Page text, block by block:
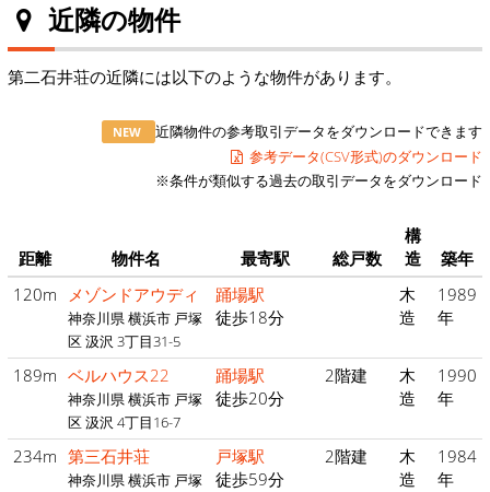
近隣の物件
第二石井荘の近隣には以下のような物件があります。
NEW
近隣物件の参考取引データをダウンロードできます
参考データ(CSV形式)のダウンロード
※条件が類似する過去の取引データをダウンロード
距離 物件名 最寄駅 総戸数
構
造
築年
120m
メゾンドアウディ
神奈川県 横浜市 戸塚
区 汲沢 3丁目31-5
踊場駅
徒歩18分
木
造
1989
年
189m ベルハウス22
神奈川県 横浜市 戸塚
区 汲沢 4丁目16-7
踊場駅
徒歩20分
2階建
木
造
1990
年
234m 第三石井荘
神奈川県 横浜市 戸塚
戸塚駅
徒歩59分
2階建
木
造
1984
年